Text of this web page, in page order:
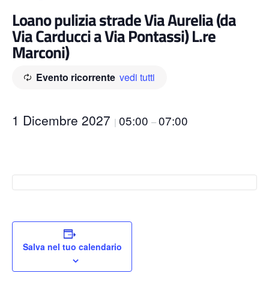
Loano pulizia strade Via Aurelia (da
Via Carducci a Via Pontassi) L.re
Marconi)
Evento ricorrente vedi tutti
1 Dicembre 2027 | 05:00 –07:00
Salva nel tuo calendario